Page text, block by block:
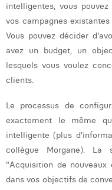
intelligentes, vous
vos campagnes
Vous pouvez décider
avez un budget, un
lesquels vous voulez
clients.
Le processus de
exactement le même
intelligente (plus
collègue Morgane).
"Acquisition de
dans vos objectifs de